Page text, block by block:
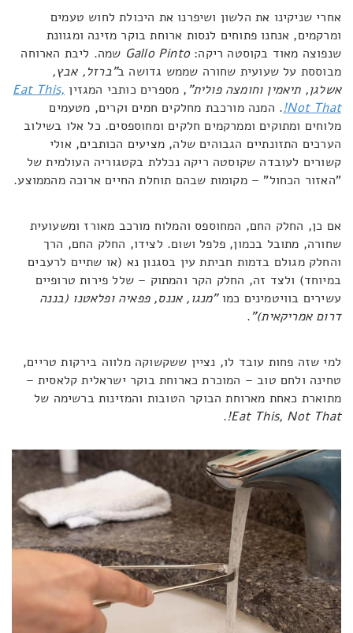
אחרי שניקינו את הלשון ושיפרנו את היכולת לחוש טעמים
ומרקמים, אנחנו פתוחים לנסות ארוחת בוקר מזינה ומגוונת
שנפוצה מאוד בקוסטה ריקה:Gallo Pinto שמה. ליבת הארוחה
מבוססת על שעועית שחורה שממש גדושה ב"ברזל, אבץ,
אשלגן, תיאמין וחומצה פולית", מספרים כותבי המגזין Eat This,
Not That! . המנה מורכבת מחלקים חמים וקרים, מטעמים
מלוחים ומתוקים וממרקמים חלקים ומחוספסים. כל אלו בשילוב
הערכים התזונתיים הגבוהים שלה, מציעים הכותבים, אולי
קשורים לעובדה שקוסטה ריקה נכללת בקטגוריה העולמית של
"האזור הכחול" – מקומות שבהם תוחלת החיים ארוכה מהממוצע.
אם כן, החלק החם, המחוספס והמלוח מורכב מאורז ומשעועית
שחורה, מתובל בכמון, פלפל ושום. לצידו, החלק החם, הרך
והחלק מגולם בדמות חביתת עין בסגנון נא (או שתיים לרעבים
במיוחד) ולצד זה, החלק הקר והמתוק – שלל פירות טרופיים
עשירים בוויטמינים כמו"מנגו, אננס, פפאיה ופלאטנו (בננה
דרום אמריקאית)".
למי שזה פחות עובד לו, נציין ששקשוקה מלווה בירקות טריים,
טחינה ולחם טוב – המוכרת כארוחת בוקר ישראלית קלאסית –
מתוארת כאחת מארוחת הבוקר הטובות והמזינות ברשימה של
Eat This, Not That!
.